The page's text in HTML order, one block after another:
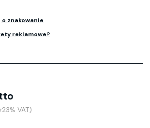
o znakowanie
reklamowe?
VAT)